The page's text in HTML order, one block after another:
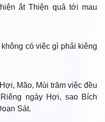
ắt Thiện quả tới mau
có việc gì phải kiêng
Mão, Mùi trăm việc đều
ngày Hợi, sao Bích
Sát.